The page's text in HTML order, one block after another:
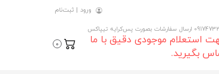
ورود | ثبت‌نام
سفارشات بصورت پس‌کرایه تیپاکس
استعلام موجودی دقیق با ما
بگیرید.
0